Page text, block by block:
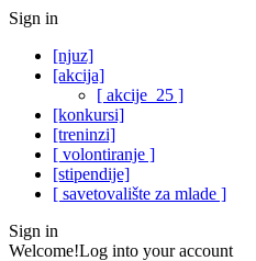
Sign in
[njuz]
[akcija]
[ akcije_25 ]
[konkursi]
[treninzi]
[ volontiranje ]
[stipendije]
[ savetovalište za mlade ]
Sign in
Welcome!Log into your account